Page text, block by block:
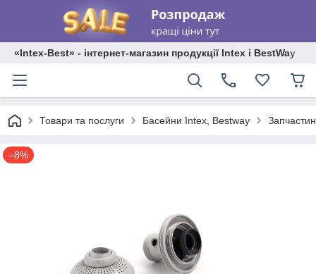
«Intex-Best» - інтернет-магазин продукції Intex і BestWay
Товари та послуги Басейни Intex, Bestway
–8%